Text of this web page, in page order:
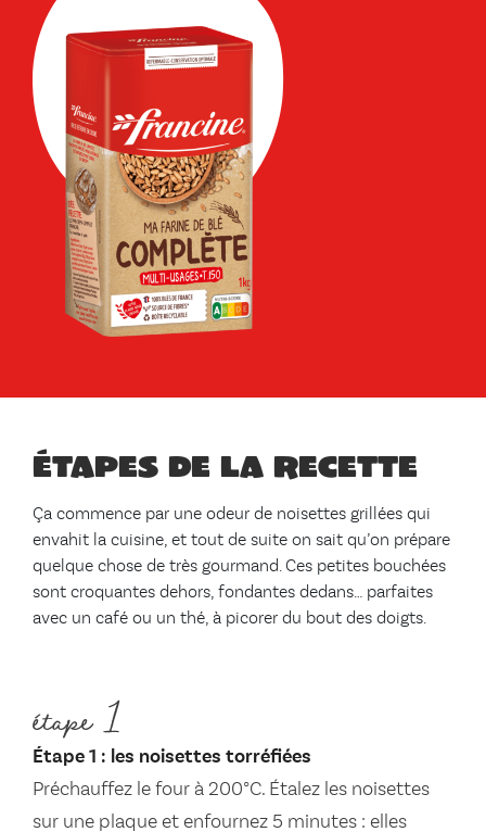
Étapes de la recette
Ça commence par une odeur de noisettes grillées qui
envahit la cuisine, et tout de suite on sait qu’on prépare
quelque chose de très gourmand. Ces petites bouchées
sont croquantes dehors, fondantes dedans… parfaites
avec un café ou un thé, à picorer du bout des doigts.
étape 1
Étape 1 : les noisettes torréfiées
Préchauffez le four à 200°C. Étalez les noisettes
sur une plaque et enfournez 5 minutes : elles